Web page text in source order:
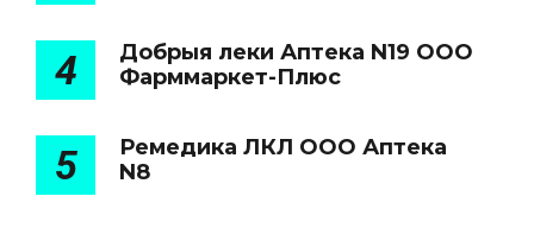
4
Добрыя леки Аптека N19 ООО
Фарммаркет-Плюс
5
Ремедика ЛКЛ ООО Аптека
N8